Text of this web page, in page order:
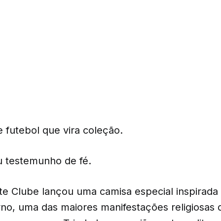
futebol que vira coleção.
testemunho de fé.
Clube lançou uma camisa especial inspirada
uma das maiores manifestações religiosas